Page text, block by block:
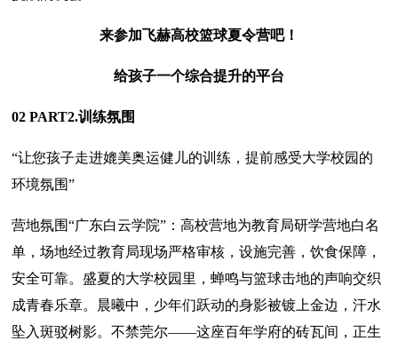
来参加飞赫高校篮球夏令营吧！
给孩子一个综合提升的平台
02 PART2.训练氛围
“让您孩子走进媲美奥运健儿的训练，提前感受大学校园的
环境氛围”
营地氛围“广东白云学院”：高校营地为教育局研学营地白名
单，场地经过教育局现场严格审核，设施完善，饮食保障，
安全可靠。盛夏的大学校园里，蝉鸣与篮球击地的声响交织
成青春乐章。晨曦中，少年们跃动的身影被镀上金边，汗水
坠入斑驳树影。不禁莞尔——这座百年学府的砖瓦间，正生